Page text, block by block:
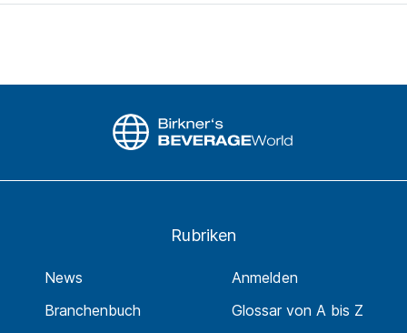
Rubriken
News
Branchenbuch
Anmelden
Glossar von A bis Z